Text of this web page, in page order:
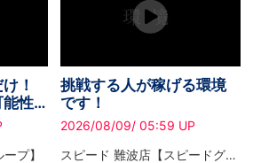
！
能性
プ】
挑戦する人が稼げる環境
です！
2026/08/09/ 05:59 UP
スピード 難波店【スピードグループ】